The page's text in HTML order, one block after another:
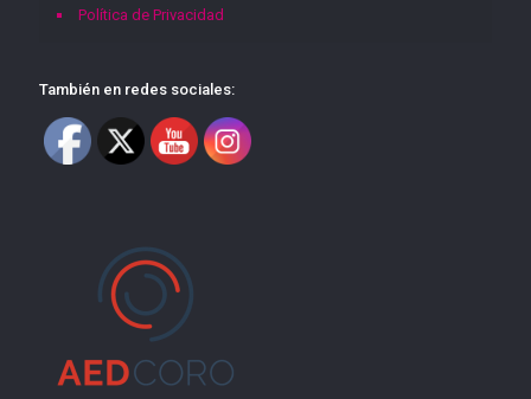
Política de Privacidad
También en redes sociales: